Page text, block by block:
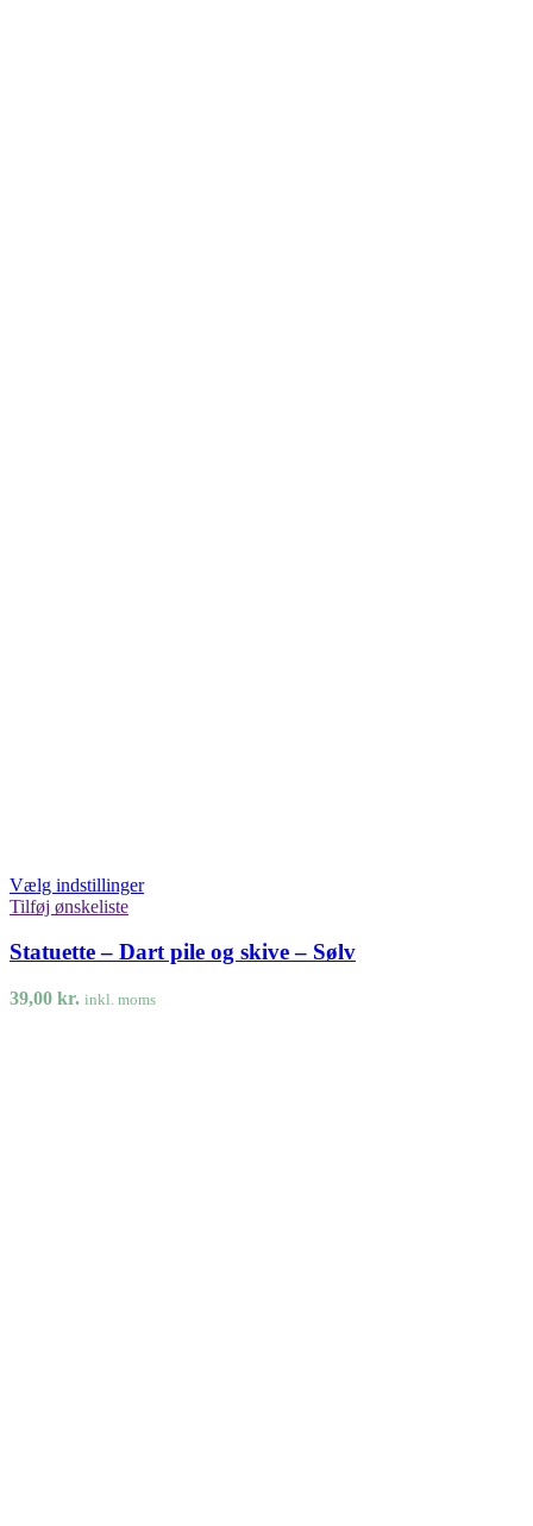
Vælg indstillinger
Tilføj ønskeliste
Statuette – Dart pile og skive – Sølv
39,00 kr. inkl. moms